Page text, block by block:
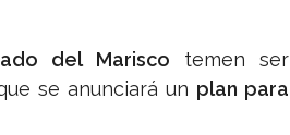
del Marisco temen ser
se anunciará un plan para